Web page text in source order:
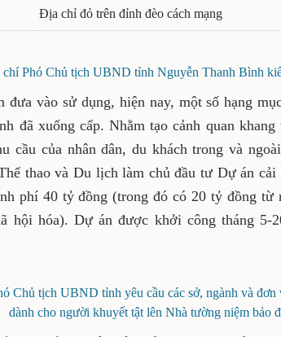
Địa chỉ đỏ trên đỉnh đèo cách mạng
Phó Chủ tịch UBND tỉnh Nguyễn Thanh Bình
đưa vào sử dụng, hiện nay, một số hạng
đã xuống cấp. Nhằm tạo cảnh quan
cầu của nhân dân, du khách trong và
thao và Du lịch làm chủ đầu tư Dự án
phí 40 tỷ đồng (trong đó có 20 tỷ đồng từ
hội hóa). Dự án được khởi công tháng 5-
Chủ tịch UBND tỉnh yêu cầu các sở, ngành và
dành cho người khuyết tật lên Nhà tường niệm bảo